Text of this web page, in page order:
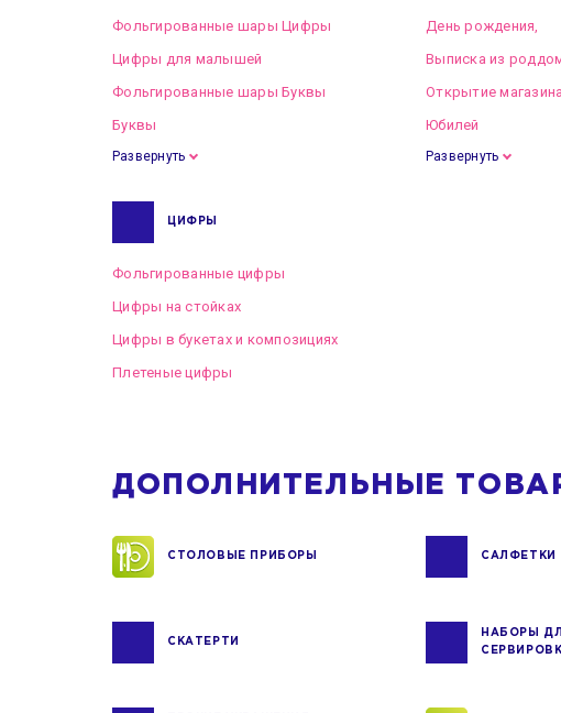
Фольгированные шары Цифры
Цифры для малышей
Фольгированные шары Буквы
Буквы
Развернуть
День рождения,
Выписка из
Открытие магазина
Юбилей
Развернуть
ЦИФРЫ
Фольгированные цифры
Цифры на стойках
Цифры в букетах и композициях
Плетеные цифры
ДОПОЛНИТЕЛЬНЫЕ
СТОЛОВЫЕ ПРИБОРЫ САЛФЕТКИ
СКАТЕРТИ
НАБОРЫ